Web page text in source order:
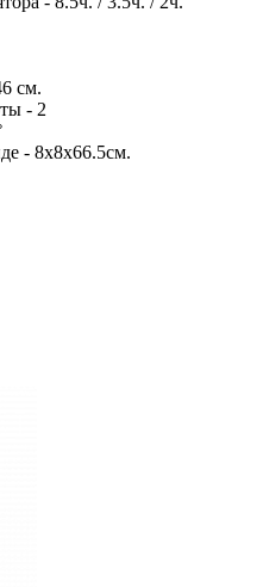
см.
- 2
- 8x8x66.5см.